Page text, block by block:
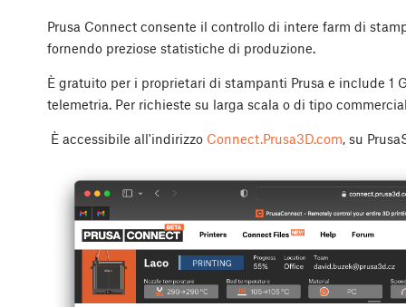
Prusa Connect consente il controllo di intere farm di
fornendo preziose statistiche di produzione.
È gratuito per i proprietari di stampanti Prusa e include 1
telemetria. Per richieste su larga scala o di tipo
È accessibile all'indirizzo Connect.Prusa3D.com, su